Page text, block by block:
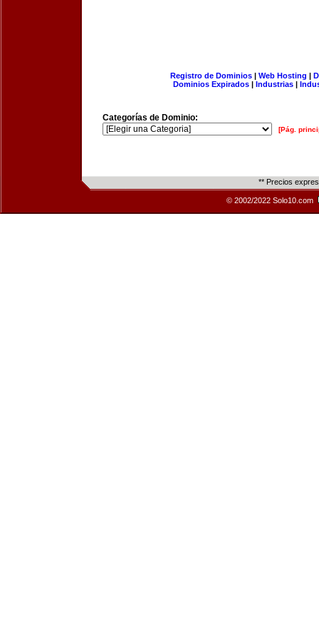
Registro de Dominios| Web Hosting |
Dominios Expirados | Industrias |
Categorías de Dominio:
[Pág.
** Precios
© 2002/2022 Solo10.com